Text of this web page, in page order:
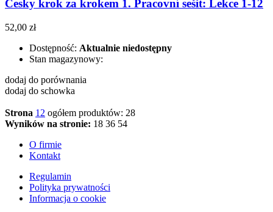
Česky krok za krokem 1. Pracovní sešit: Lekce 1-12
52,00 zł
Dostępność: Aktualnie niedostępny
Stan magazynowy:
dodaj do porównania
dodaj do schowka
Strona 1 2 ogółem produktów: 28
Wyników na stronie: 18 36 54
O firmie
Kontakt
Regulamin
Polityka prywatności
Informacja o cookie